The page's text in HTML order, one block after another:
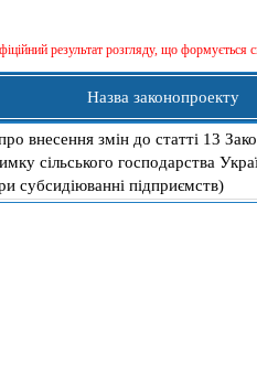
результат розгляду, що формується
Назва законопроекту
внесення змін до статті 13
сільського господарства
субсидіюванні підприємств)